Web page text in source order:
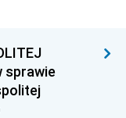
1994
1991
sprawie